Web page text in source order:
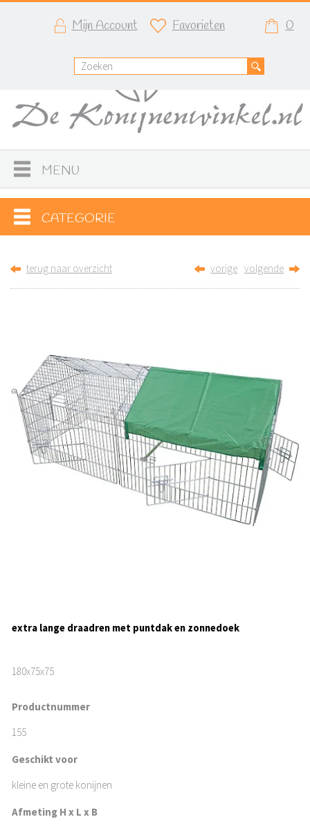
Mijn Account Favorieten 0
MENU
CATEGORIE
terug naar overzicht vorige volgende
extra lange draadren met puntdak en zonnedoek
180x75x75
Productnummer
155
Geschikt voor
kleine en grote konijnen
Afmeting H x L x B